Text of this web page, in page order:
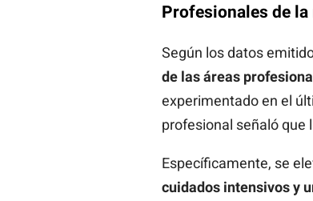
Profesionales de
Según los datos
de las áreas
experimentado en el
profesional señaló que
Específicamente, se
cuidados intensivos y